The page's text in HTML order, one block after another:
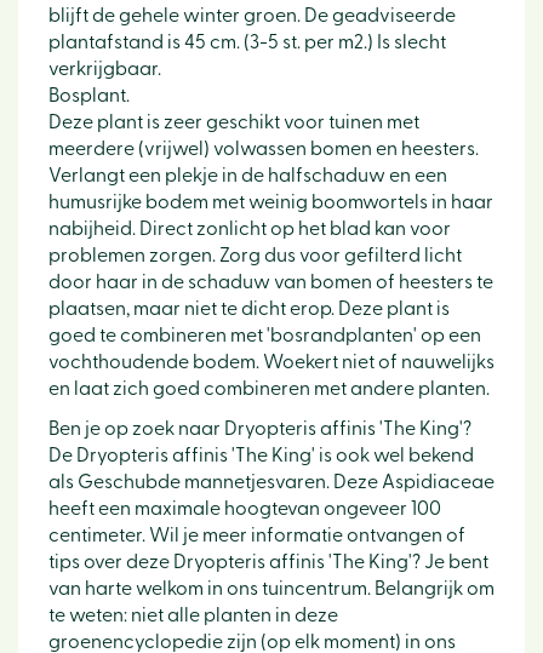
blijft de gehele winter groen. De geadviseerde
plantafstand is 45 cm. (3-5 st. per m2.) Is slecht
verkrijgbaar.
Bosplant.
Deze plant is zeer geschikt voor tuinen met
meerdere (vrijwel) volwassen bomen en heesters.
Verlangt een plekje in de halfschaduw en een
humusrijke bodem met weinig boomwortels in haar
nabijheid. Direct zonlicht op het blad kan voor
problemen zorgen. Zorg dus voor gefilterd licht
door haar in de schaduw van bomen of heesters te
plaatsen, maar niet te dicht erop. Deze plant is
goed te combineren met 'bosrandplanten' op een
vochthoudende bodem. Woekert niet of nauwelijks
en laat zich goed combineren met andere planten.
Ben je op zoek naar Dryopteris affinis 'The King'?
De Dryopteris affinis 'The King' is ook wel bekend
als Geschubde mannetjesvaren. Deze Aspidiaceae
heeft een maximale hoogtevan ongeveer 100
centimeter. Wil je meer informatie ontvangen of
tips over deze Dryopteris affinis 'The King'? Je bent
van harte welkom in ons tuincentrum. Belangrijk om
te weten: niet alle planten in deze
groenencyclopedie zijn (op elk moment) in ons